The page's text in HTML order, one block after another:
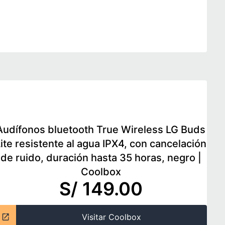
bluetooth True Wireless LG Buds
resistente al agua IPX4, con cancelación
de ruido, duración hasta 35 horas, negro
Coolbox
S/ 149.00
Visitar Coolbox